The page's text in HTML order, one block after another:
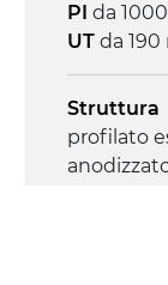
PI da
UT da
Struttura
profilato